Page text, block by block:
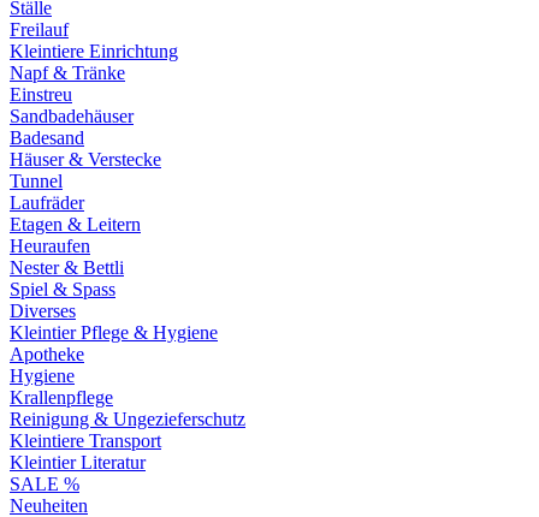
Ställe
Freilauf
Kleintiere Einrichtung
Napf & Tränke
Einstreu
Sandbadehäuser
Badesand
Häuser & Verstecke
Tunnel
Laufräder
Etagen & Leitern
Heuraufen
Nester & Bettli
Spiel & Spass
Diverses
Kleintier Pflege & Hygiene
Apotheke
Hygiene
Krallenpflege
Reinigung & Ungezieferschutz
Kleintiere Transport
Kleintier Literatur
SALE %
Neuheiten